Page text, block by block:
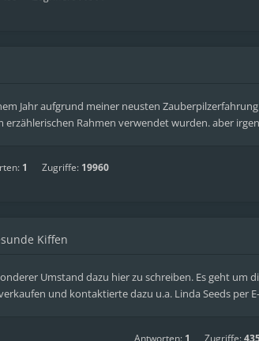
Jahr aufgrund meiner neusten
Rahmen verwendet wurden. aber
1 Zugriffe: 19960
Kiffen
Umstand dazu hier zu schreiben. Es geht um
und kontaktierte dazu u.a. Linda Seeds per
Antworten: 1 Zugriffe: